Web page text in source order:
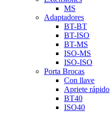
MS
Adaptadores
BT-BT
BT-ISO
BT-MS
ISO-MS
ISO-ISO
Porta Brocas
Con llave
Apriete rápido
BT40
ISO40